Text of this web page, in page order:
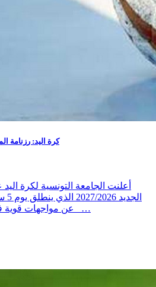
كرة اليد: رزنامة
أعلنت الجامعة التونسية لكرة
عن مواجهات قوية في الجولة الأولى:نسر طبلبة _…